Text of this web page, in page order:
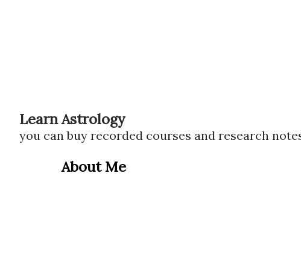
Learn Astrology
you can buy recorded courses and research
About Me